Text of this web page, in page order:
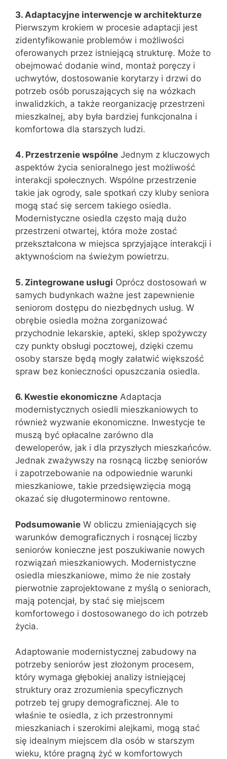
3. Adaptacyjne interwencje w architekturze
Pierwszym krokiem w procesie adaptacji jest
zidentyfikowanie problemów i możliwości
oferowanych przez istniejącą strukturę. Może to
obejmować dodanie wind, montaż poręczy i
uchwytów, dostosowanie korytarzy i drzwi do
potrzeb osób poruszających się na wózkach
inwalidzkich, a także reorganizację przestrzeni
mieszkalnej, aby była bardziej funkcjonalna i
komfortowa dla starszych ludzi.
4. Przestrzenie wspólne Jednym z kluczowych
aspektów życia senioralnego jest możliwość
interakcji społecznych. Wspólne przestrzenie
takie jak ogrody, sale spotkań czy kluby seniora
mogą stać się sercem takiego osiedla.
Modernistyczne osiedla często mają dużo
przestrzeni otwartej, która może zostać
przekształcona w miejsca sprzyjające interakcji i
aktywnościom na świeżym powietrzu.
5. Zintegrowane usługi Oprócz dostosowań w
samych budynkach ważne jest zapewnienie
seniorom dostępu do niezbędnych usług. W
obrębie osiedla można zorganizować
przychodnie lekarskie, apteki, sklep spożywczy
czy punkty obsługi pocztowej, dzięki czemu
osoby starsze będą mogły załatwić większość
spraw bez konieczności opuszczania osiedla.
6. Kwestie ekonomiczne Adaptacja
modernistycznych osiedli mieszkaniowych to
również wyzwanie ekonomiczne. Inwestycje te
muszą być opłacalne zarówno dla
deweloperów, jak i dla przyszłych mieszkańców.
Jednak zważywszy na rosnącą liczbę seniorów
i zapotrzebowanie na odpowiednie warunki
mieszkaniowe, takie przedsięwzięcia mogą
okazać się długoterminowo rentowne.
Podsumowanie W obliczu zmieniających się
warunków demograficznych i rosnącej liczby
seniorów konieczne jest poszukiwanie nowych
rozwiązań mieszkaniowych. Modernistyczne
osiedla mieszkaniowe, mimo że nie zostały
pierwotnie zaprojektowane z myślą o seniorach,
mają potencjał, by stać się miejscem
komfortowego i dostosowanego do ich potrzeb
życia.
Adaptowanie modernistycznej zabudowy na
potrzeby seniorów jest złożonym procesem,
który wymaga głębokiej analizy istniejącej
struktury oraz zrozumienia specyficznych
potrzeb tej grupy demograficznej. Ale to
właśnie te osiedla, z ich przestronnymi
mieszkaniach i szerokimi alejkami, mogą stać
się idealnym miejscem dla osób w starszym
wieku, które pragną żyć w komfortowych